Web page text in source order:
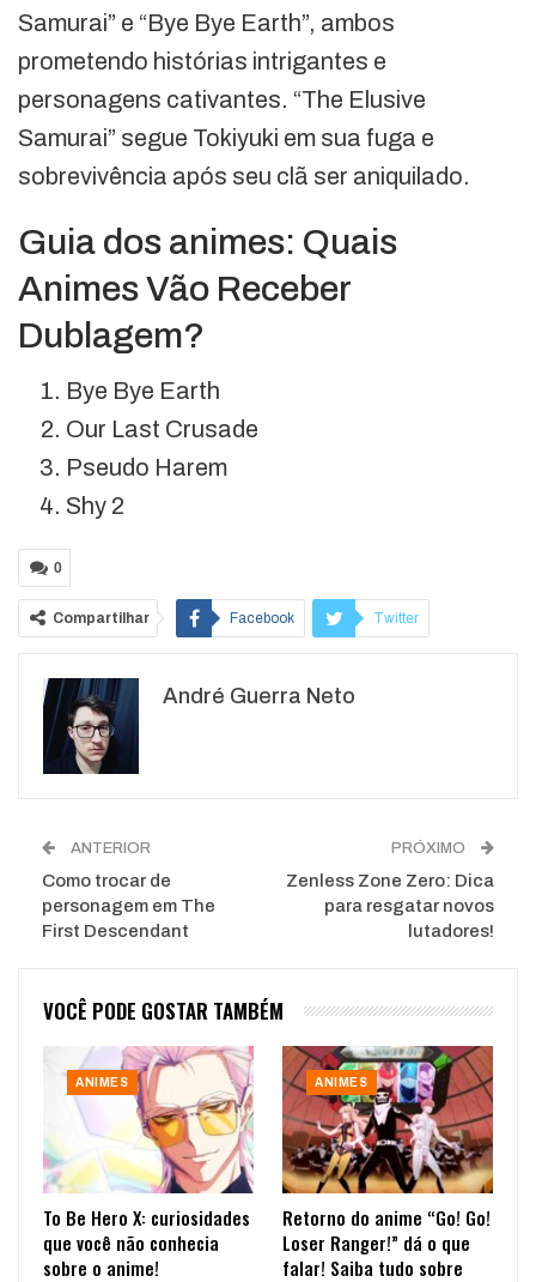
Samurai” e “Bye Bye Earth”, ambos
prometendo histórias intrigantes e
personagens cativantes. “The Elusive
Samurai” segue Tokiyuki em sua fuga e
sobrevivência após seu clã ser aniquilado.
Guia dos animes: Quais
Animes Vão Receber
Dublagem?
Bye Bye Earth
Our Last Crusade
Pseudo Harem
Shy 2
0
Compartilhar Facebook Twitter
WhatsApp
André Guerra Neto
ANTERIOR
Como trocar de
personagem em The
First Descendant
PRÓXIMO
Zenless Zone Zero: Dica
para resgatar novos
lutadores!
VOCÊ PODE GOSTAR TAMBÉM
ANIMES
To Be Hero X: curiosidades
que você não conhecia
sobre o anime!
ANIMES
Retorno do anime “Go! Go!
Loser Ranger!” dá o que
falar! Saiba tudo sobre